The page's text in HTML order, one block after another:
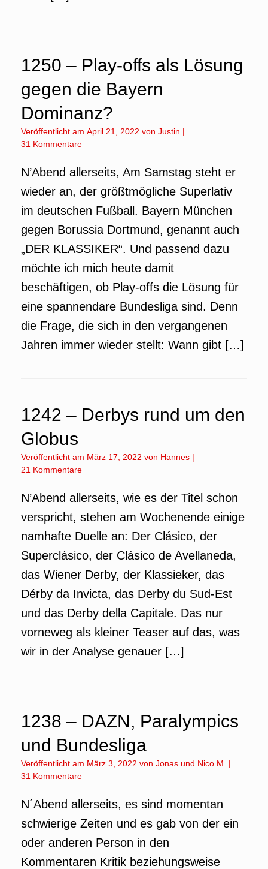
1250 – Play-offs als Lösung
gegen die Bayern
Dominanz?
Veröffentlicht am April 21, 2022 von Justin |
31 Kommentare
N’Abend allerseits, Am Samstag steht er
wieder an, der größtmögliche Superlativ
im deutschen Fußball. Bayern München
gegen Borussia Dortmund, genannt auch
„DER KLASSIKER“. Und passend dazu
möchte ich mich heute damit
beschäftigen, ob Play-offs die Lösung für
eine spannendare Bundesliga sind. Denn
die Frage, die sich in den vergangenen
Jahren immer wieder stellt: Wann gibt […]
1242 – Derbys rund um den
Globus
Veröffentlicht am März 17, 2022 von Hannes |
21 Kommentare
N’Abend allerseits, wie es der Titel schon
verspricht, stehen am Wochenende einige
namhafte Duelle an: Der Clásico, der
Superclásico, der Clásico de Avellaneda,
das Wiener Derby, der Klassieker, das
Dérby da Invicta, das Derby du Sud-Est
und das Derby della Capitale. Das nur
vorneweg als kleiner Teaser auf das, was
wir in der Analyse genauer […]
1238 – DAZN, Paralympics
und Bundesliga
Veröffentlicht am März 3, 2022 von Jonas und Nico M.
|
31 Kommentare
N´Abend allerseits, es sind momentan
schwierige Zeiten und es gab von der ein
oder anderen Person in den
Kommentaren Kritik beziehungsweise